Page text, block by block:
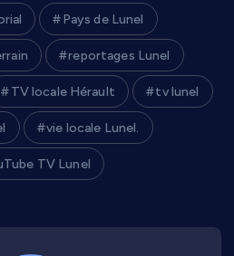
Pays de Lunel
reportages Lunel
TV locale Hérault tv lunel
vie locale Lunel.
TV Lunel